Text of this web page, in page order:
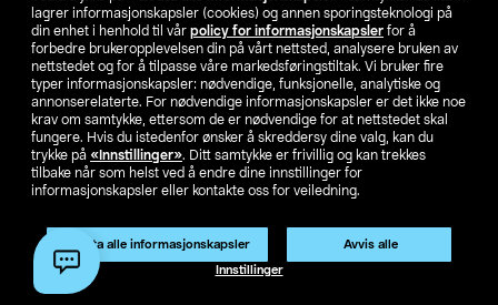
lagrer informasjonskapsler (cookies) og annen sporingsteknologi på
din enhet i henhold til vår policy for informasjonskapsler for å
forbedre brukeropplevelsen din på vårt nettsted, analysere bruken av
nettstedet og for å tilpasse våre markedsføringstiltak. Vi bruker fire
typer informasjonskapsler: nødvendige, funksjonelle, analytiske og
annonserelaterte. For nødvendige informasjonskapsler er det ikke noe
krav om samtykke, ettersom de er nødvendige for at nettstedet skal
fungere. Hvis du istedenfor ønsker å skreddersy dine valg, kan du
trykke på «Innstillinger». Ditt samtykke er frivillig og kan trekkes
tilbake når som helst ved å endre dine innstillinger for
informasjonskapsler eller kontakte oss for veiledning.
Godta alle informasjonskapsler Avvis alle
Innstillinger
Legg i handlekurv
Våre selskaper
Finn din butikk
SE NO FI
Privacy statement Medlemsvilkår